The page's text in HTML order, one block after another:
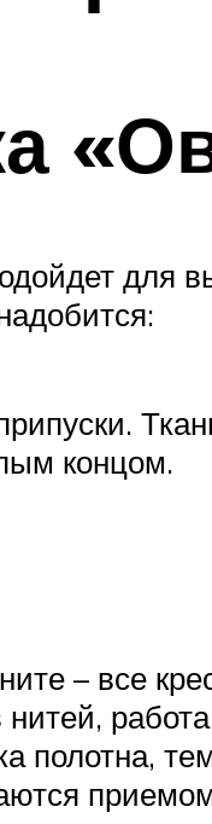
для
концом.
– все
полотна,